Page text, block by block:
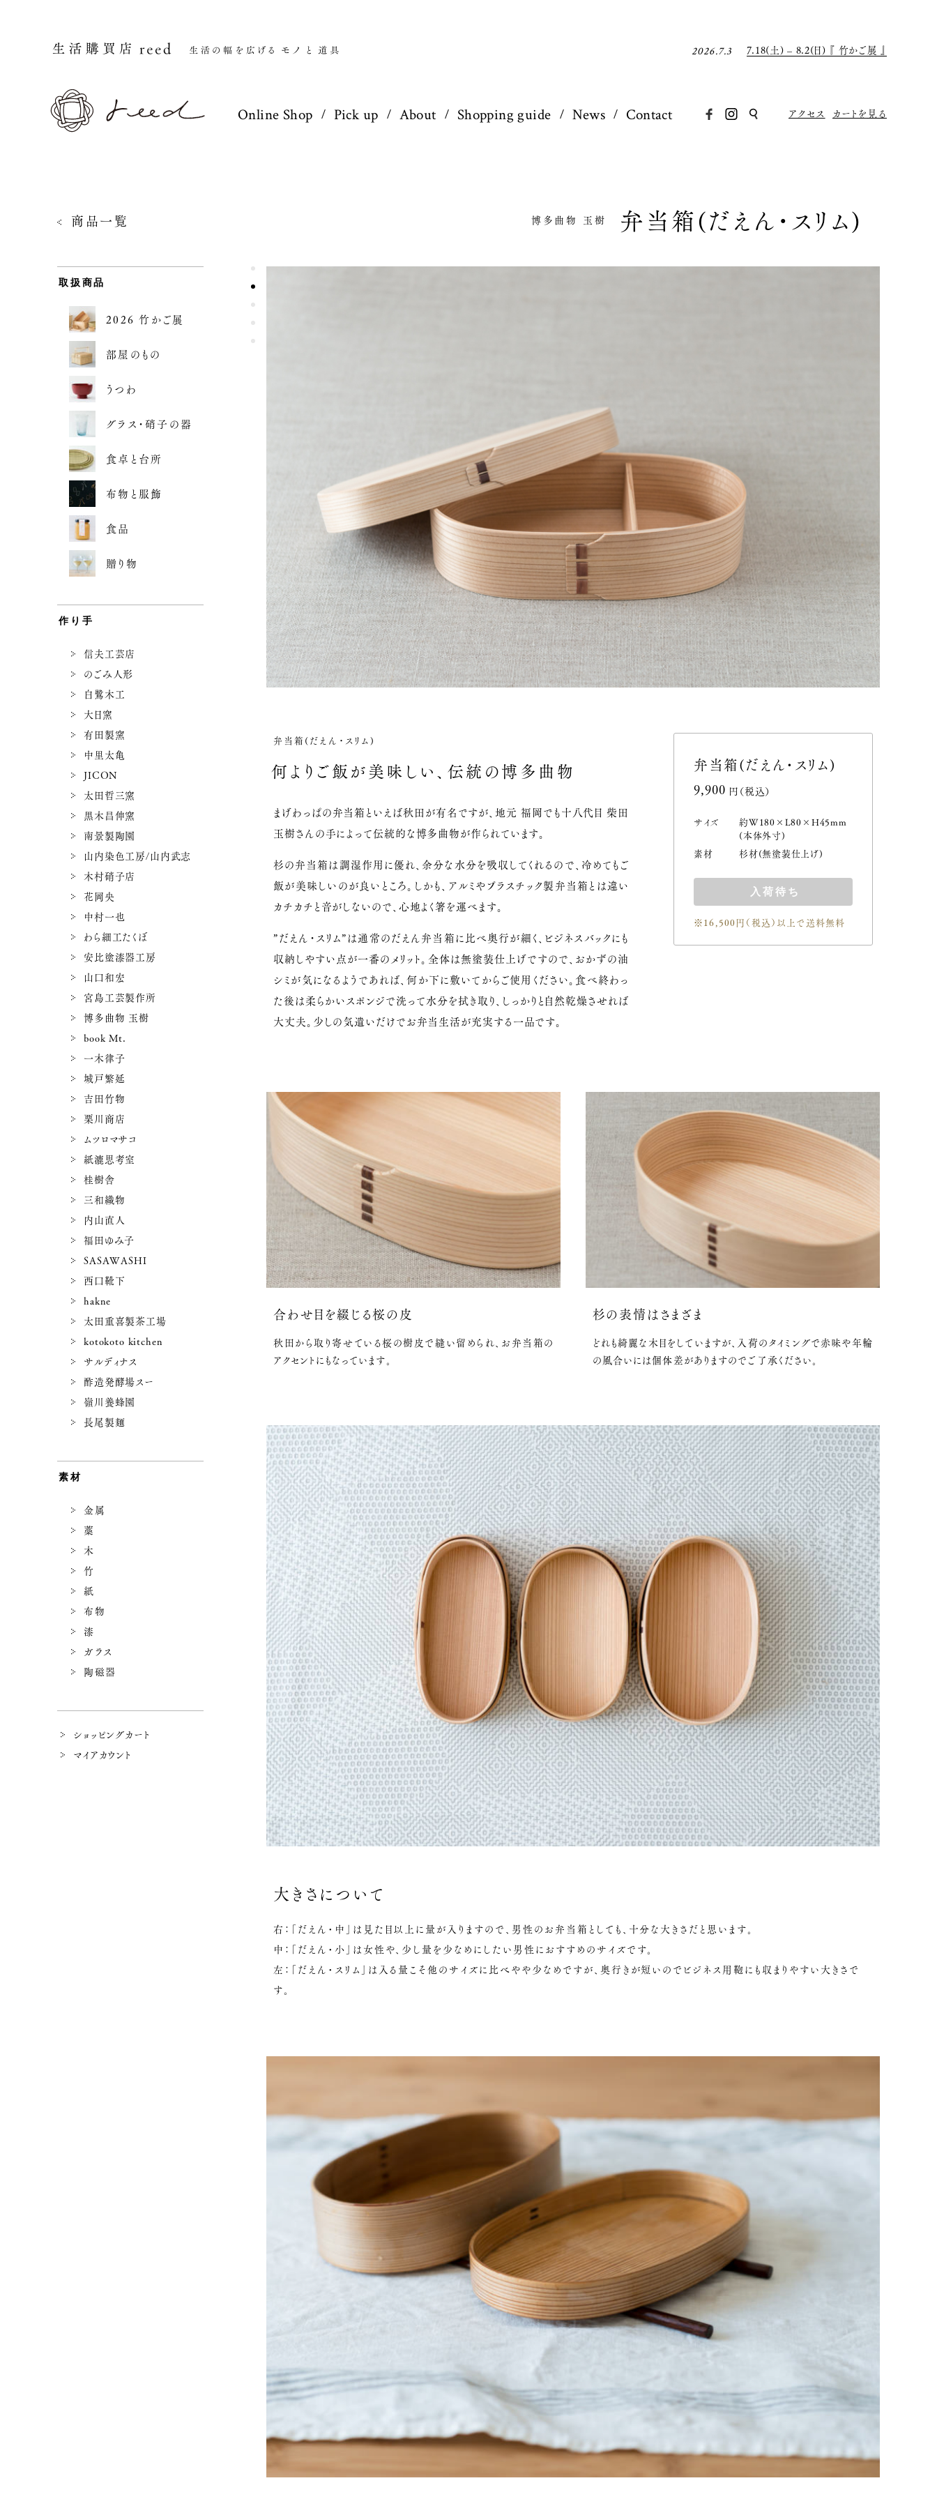
7.18(土) – 8.2(日) 『 竹かご展 』
2026.7.3
7.18(土) – 8.2(日) 『 竹かご展 』
2026.7.3
7月の店休日について
2026.6.30
Online Shop Pick up About Shopping guide News Contact アクセス カートを見る
商品一覧 博多曲物 玉樹 弁当箱(だえん・スリム)
弁当箱(だえん・スリム)
何よりご飯が美味しい、伝統の博多曲物
まげわっぱの弁当箱といえば秋田が有名ですが、地元 福岡でも十八代目 柴田
玉樹さんの手によって伝統的な博多曲物が作られています。
杉の弁当箱は調湿作用に優れ、余分な水分を吸収してくれるので、冷めてもご
飯が美味しいのが良いところ。しかも、アルミやプラスチック製弁当箱とは違い
カチカチと音がしないので、心地よく箸を運べます。
”だえん・スリム”は通常のだえん弁当箱に比べ奥行が細く、ビジネスバックにも
収納しやすい点が一番のメリット。全体は無塗装仕上げですので、おかずの油
シミが気になるようであれば、何か下に敷いてからご使用ください。食べ終わっ
た後は柔らかいスポンジで洗って水分を拭き取り、しっかりと自然乾燥させれば
大丈夫。少しの気遣いだけでお弁当生活が充実する一品です。
弁当箱(だえん・スリム)
9,900円(税込)
サイズ
約W180×L80×H45mm
(本体外寸)
素材
杉材(無塗装仕上げ)
入荷待ち
※16,500円（税込）以上で送料無料
合わせ目を綴じる桜の皮
秋田から取り寄せている桜の樹皮で縫い留められ、お弁当箱の
アクセントにもなっています。
杉の表情はさまざま
どれも綺麗な木目をしていますが、入荷のタイミングで赤味や年輪
の風合いには個体差がありますのでご了承ください。
大きさについて
右：「だえん・中」は見た目以上に量が入りますので、男性のお弁当箱としても、十分な大きさだと思います。
中：「だえん・小」は女性や、少し量を少なめにしたい男性におすすめのサイズです。
左：「だえん・スリム」は入る量こそ他のサイズに比べやや少なめですが、奥行きが短いのでビジネス用鞄にも収まりやすい大きさで
す。
取扱商品
2026 竹かご展
部屋のもの
うつわ
グラス・硝子の器
食卓と台所
布物と服飾
食品
贈り物
作り手
信夫工芸店
のごみ人形
白鷺木工
大日窯
有田製窯
中里太亀
JICON
太田哲三窯
黒木昌伸窯
南景製陶園
山内染色工房/山内武志
木村硝子店
花岡央
中村一也
わら細工たくぼ
安比塗漆器工房
山口和宏
宮島工芸製作所
博多曲物 玉樹
book Mt.
一木律子
城戸繁延
吉田竹物
栗川商店
ムツロマサコ
紙漉思考室
桂樹舎
三和織物
内山直人
福田ゆみ子
SASAWASHI
西口靴下
hakne
太田重喜製茶工場
kotokoto kitchen
サルディナス
酢造発酵場スー
嶺川養蜂園
長尾製麺
素材
金属
藁
木
竹
紙
布物
漆
ガラス
陶磁器
ショッピングカート
マイアカウント